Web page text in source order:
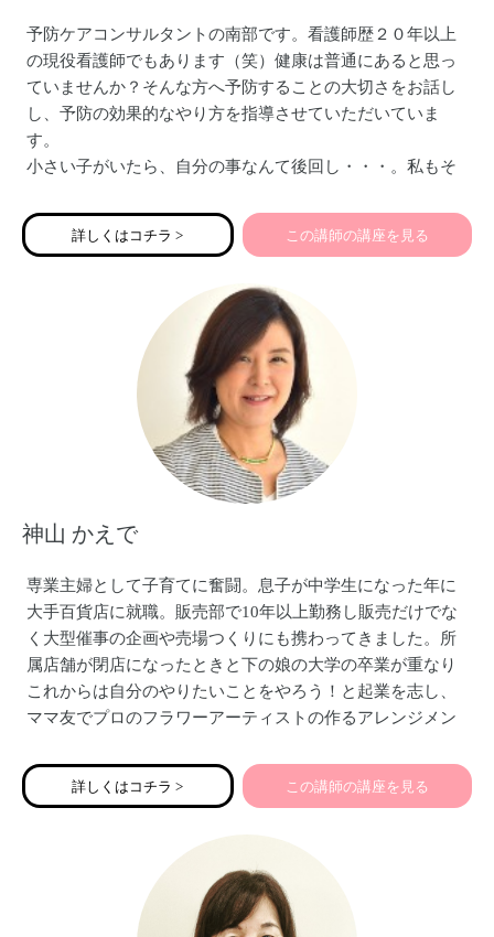
予防ケアコンサルタントの南部です。看護師歴２０年以上
の現役看護師でもあります（笑）健康は普通にあると思っ
ていませんか？そんな方へ予防することの大切さをお話し
し、予防の効果的なやり方を指導させていただいていま
す。
小さい子がいたら、自分の事なんて後回し・・・。私もそ
ためにママ自身の事を、考えるきっかけになれたら嬉しい
です。
詳しくはコチラ > この講師の講座を見る
神山 かえで
専業主婦として子育てに奮闘。息子が中学生になった年に
大手百貨店に就職。販売部で10年以上勤務し販売だけでな
く大型催事の企画や売場つくりにも携わってきました。所
属店舗が閉店になったときと下の娘の大学の卒業が重なり
これからは自分のやりたいことをやろう！と起業を志し、
ママ友でプロのフラワーアーティストの作るアレンジメン
加した起業塾の主催者から販売についてアドバイスする仕
事をして欲しいと依頼され販売アドバイザーを始めまし
た経験も踏まえ実践的な方法をアドバイスしています。
詳しくはコチラ > この講師の講座を見る